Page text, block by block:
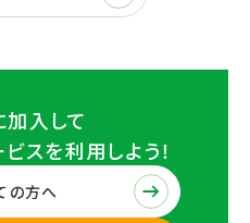
入して
スを利用しよう！
の方へ